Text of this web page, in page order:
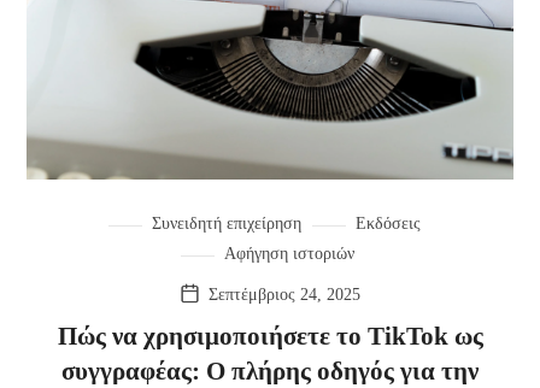
Συνειδητή επιχείρηση
Εκδόσεις
Αφήγηση ιστοριών
Σεπτέμβριος 24, 2025
Πώς να χρησιμοποιήσετε το TikTok ως
συγγραφέας: Ο πλήρης οδηγός για την